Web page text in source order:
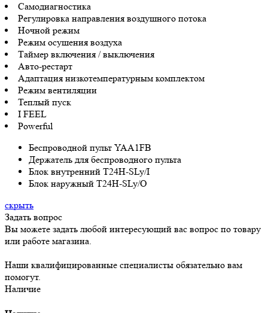
Самодиагностика
Регулировка направления воздушного потока
Ночной режим
Режим осушения воздуха
Таймер включения / выключения
Авто-рестарт
Адаптация низкотемпературным комплектом
Режим вентиляции
Теплый пуск
I FEEL
Powerful
Беспроводной пульт YAA1FB
Держатель для беспроводного пульта
Блок внутренний T24H-SLy/I
Блок наружный T24H-SLy/O
скрыть
Задать вопрос
Вы можете задать любой интересующий вас вопрос по товару
или работе магазина.
Наши квалифицированные специалисты обязательно вам
помогут.
Наличие